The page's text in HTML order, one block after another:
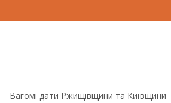
Вагомі дати Ржищівщини та Київщини